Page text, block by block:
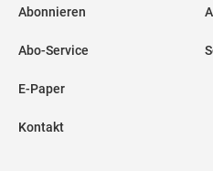
Abonnieren
Abo-Service
E-Paper
Kontakt